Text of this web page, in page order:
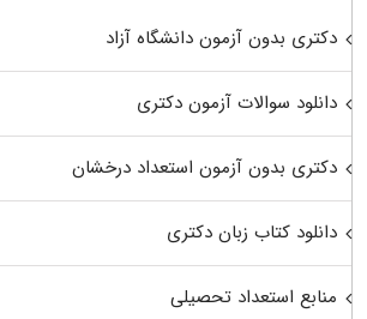
دکتری بدون آزمون دانشگاه آزاد
دانلود سوالات آزمون دکتری
دکتری بدون آزمون استعداد درخشان
دانلود کتاب زبان دکتری
منابع استعداد تحصیلی